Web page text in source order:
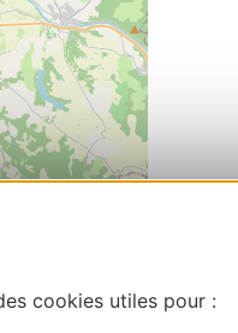
cookies utiles pour :